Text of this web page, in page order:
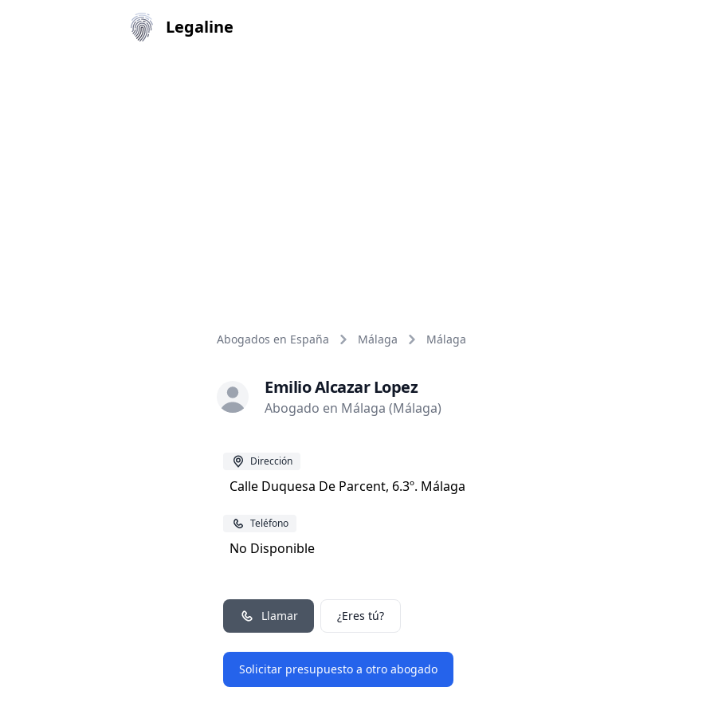
Legaline
Abogados en España Málaga Málaga
Emilio Alcazar Lopez
Abogado en Málaga (Málaga)
Dirección
Calle Duquesa De Parcent, 6.3º. Málaga
Teléfono
No Disponible
Llamar ¿Eres tú?
Solicitar presupuesto a otro abogado